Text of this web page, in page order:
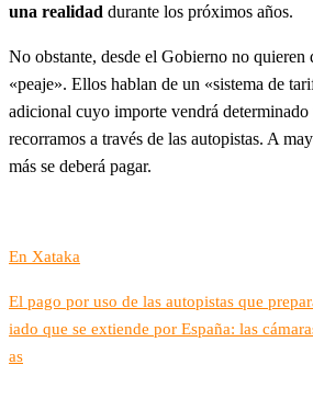
una realidad durante los próximos años.
No obstante, desde el Gobierno no quieren
«peaje». Ellos hablan de un «sistema de
adicional cuyo importe vendrá
recorramos a través de las autopistas. A
más se deberá pagar.
En Xataka
El pago por uso de las autopistas que
iado que se extiende por España: las
as